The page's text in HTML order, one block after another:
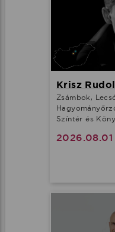
Krisz
Zsámbok,
Színtér és
2026.08.01